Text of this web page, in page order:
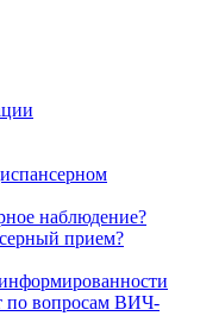
наблюдение?
прием?
по вопросам ВИЧ-